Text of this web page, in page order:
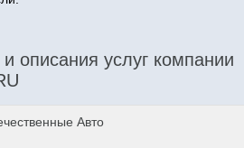
описания услуг компании
Авто